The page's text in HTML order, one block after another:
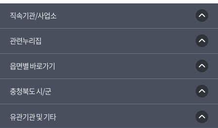
직속기관/사업소
관련누리집
읍면별 바로가기
충청북도 시/군
유관기관 및 기타